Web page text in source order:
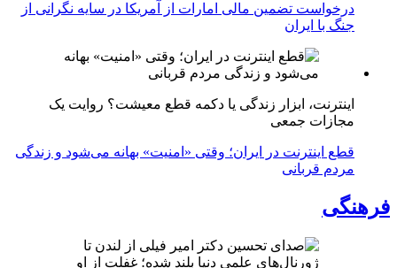
درخواست تضمین مالی امارات از آمریکا در سایه نگرانی از
جنگ با ایران
اینترنت، ابزار زندگی یا دکمه قطع معیشت؟ روایت یک
مجازات جمعی
قطع اینترنت در ایران؛ وقتی «امنیت» بهانه می‌شود و زندگی
مردم قربانی
فرهنگی